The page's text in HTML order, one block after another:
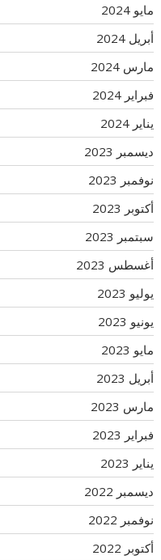
مايو 2024
أبريل 2024
مارس 2024
فبراير 2024
يناير 2024
ديسمبر 2023
نوفمبر 2023
أكتوبر 2023
سبتمبر 2023
أغسطس 2023
يوليو 2023
يونيو 2023
مايو 2023
أبريل 2023
مارس 2023
فبراير 2023
يناير 2023
ديسمبر 2022
نوفمبر 2022
أكتوبر 2022